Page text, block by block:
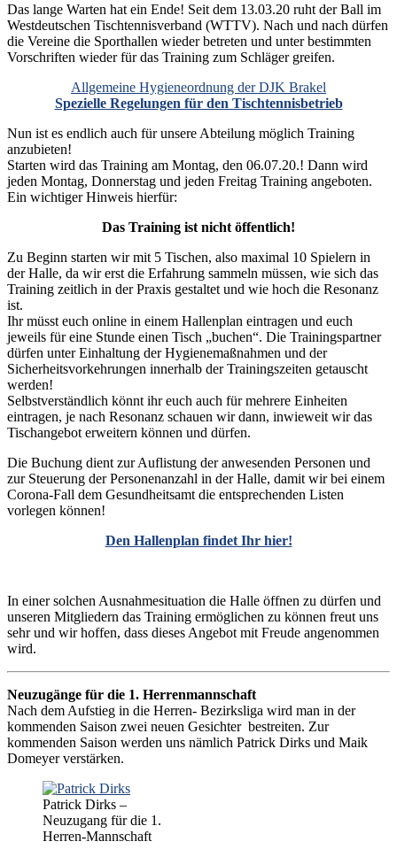
Das lange Warten hat ein Ende! Seit dem 13.03.20 ruht der Ball im
Westdeutschen Tischtennisverband (WTTV). Nach und nach dürfen
die Vereine die Sporthallen wieder betreten und unter bestimmten
Vorschriften wieder für das Training zum Schläger greifen.
Allgemeine Hygieneordnung der DJK Brakel
Spezielle Regelungen für den Tischtennisbetrieb
Nun ist es endlich auch für unsere Abteilung möglich Training
anzubieten!
Starten wird das Training am Montag, den 06.07.20.! Dann wird
jeden Montag, Donnerstag und jeden Freitag Training angeboten.
Ein wichtiger Hinweis hierfür:
Das Training ist nicht öffentlich!
Zu Beginn starten wir mit 5 Tischen, also maximal 10 Spielern in
der Halle, da wir erst die Erfahrung sammeln müssen, wie sich das
Training zeitlich in der Praxis gestaltet und wie hoch die Resonanz
ist.
Ihr müsst euch online in einem Hallenplan eintragen und euch
jeweils für eine Stunde einen Tisch „buchen“. Die Trainingspartner
dürfen unter Einhaltung der Hygienemaßnahmen und der
Sicherheitsvorkehrungen innerhalb der Trainingszeiten getauscht
werden!
Selbstverständlich könnt ihr euch auch für mehrere Einheiten
eintragen, je nach Resonanz schauen wir dann, inwieweit wir das
Tischangebot erweitern können und dürfen.
Die Buchung dient zur Auflistung der anwesenden Personen und
zur Steuerung der Personenanzahl in der Halle, damit wir bei einem
Corona-Fall dem Gesundheitsamt die entsprechenden Listen
vorlegen können!
Den Hallenplan findet Ihr hier!
In einer solchen Ausnahmesituation die Halle öffnen zu dürfen und
unseren Mitgliedern das Training ermöglichen zu können freut uns
sehr und wir hoffen, dass dieses Angebot mit Freude angenommen
wird.
Neuzugänge für die 1. Herrenmannschaft
Nach dem Aufstieg in die Herren- Bezirksliga wird man in der
kommenden Saison zwei neuen Gesichter bestreiten. Zur
kommenden Saison werden uns nämlich Patrick Dirks und Maik
Domeyer verstärken.
Patrick Dirks –
Neuzugang für die 1.
Herren-Mannschaft